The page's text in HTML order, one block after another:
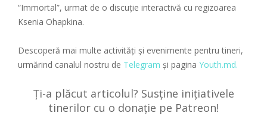
“Immortal”, urmat de o discuție interactivă cu regizoarea
Ksenia Ohapkina.
Descoperă mai multe activități și evenimente pentru tineri,
urmărind canalul nostru de Telegram și pagina Youth.md.
Ți-a plăcut articolul? Susține inițiativele
tinerilor cu o donație pe Patreon!